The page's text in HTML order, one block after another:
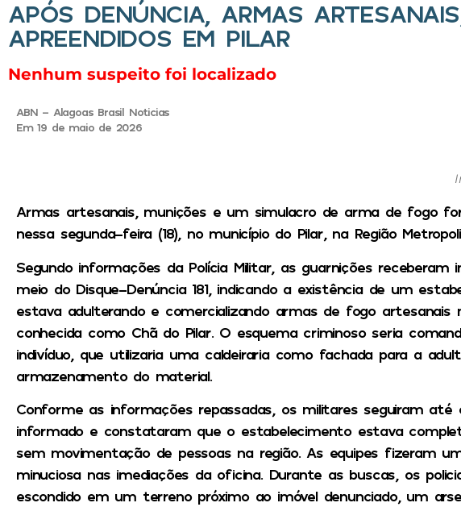
APÓS DENÚNCIA, ARMAS
APREENDIDOS EM PILAR
Nenhum suspeito foi localizado
ABN - Alagoas Brasil Noticias
Em 19 de maio de 2026
Armas artesanais, munições e um simulacro de arma de fogo
nessa segunda-feira (18), no município do Pilar, na Região
Segundo informações da Polícia Militar, as guarnições receberam
meio do Disque-Denúncia 181, indicando a existência de um
estava adulterando e comercializando armas de fogo artesanais
conhecida como Chã do Pilar. O esquema criminoso seria
indivíduo, que utilizaria uma caldeiraria como fachada para a
armazenamento do material.
Conforme as informações repassadas, os militares seguiram até
informado e constataram que o estabelecimento estava
sem movimentação de pessoas na região. As equipes fizeram
minuciosa nas imediações da oficina. Durante as buscas, os
escondido em um terreno próximo ao imóvel denunciado, um